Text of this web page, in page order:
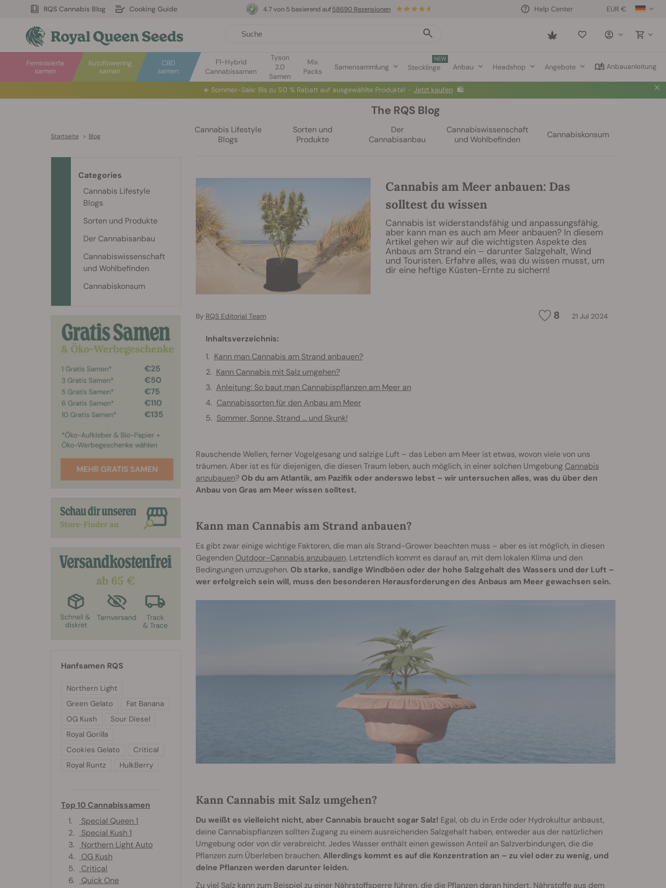
RQS Cannabis Blog Cooking Guide EUR €
Help Center
Saved
Autoflowering
samen
Feminisierte
samen
CBD
samen
F1-Hybrid
Cannabissamen
Tyson
2.0
Samen
Mix
Packs
Samensammlung
NEW
Stecklinge Anbau Headshop Angebote Anbauanleitung
4.7 von 5 basierend auf58690 Rezensionen
☀️Sommer-Sale: Bis zu 50 % Rabatt auf ausgewählte Produkte! ⏤ Jetzt kaufen 🛍️
Startseite > Blog
The RQS Blog
Cannabis Lifestyle
Blogs
Sorten und
Produkte
Der
Cannabisanbau
Cannabiswissenschaft
und Wohlbefinden
Cannabiskonsum
Cannabis am Meer anbauen: Das
solltest du wissen
Cannabis ist widerstandsfähig und anpassungsfähig,
aber kann man es auch am Meer anbauen? In diesem
Artikel gehen wir auf die wichtigsten Aspekte des
Anbaus am Strand ein – darunter Salzgehalt, Wind
und Touristen. Erfahre alles, was du wissen musst, um
dir eine heftige Küsten-Ernte zu sichern!
8 21 Jul 2024
By RQS Editorial Team
Inhaltsverzeichnis:
Kann man Cannabis am Strand anbauen?
Kann Cannabis mit Salz umgehen?
Anleitung: So baut man Cannabispflanzen am Meer an
Cannabissorten für den Anbau am Meer
Sommer, Sonne, Strand ... und Skunk!
Rauschende Wellen, ferner Vogelgesang und salzige Luft – das Leben am Meer ist etwas, wovon viele von uns
träumen. Aber ist es für diejenigen, die diesen Traum leben, auch möglich, in einer solchen Umgebung Cannabis
anzubauen? Ob du am Atlantik, am Pazifik oder anderswo lebst – wir untersuchen alles, was du über den
Anbau von Gras am Meer wissen solltest.
Kann man Cannabis am Strand anbauen?
Es gibt zwar einige wichtige Faktoren, die man als Strand-Grower beachten muss – aber es ist möglich, in diesen
Gegenden Outdoor-Cannabis anzubauen. Letztendlich kommt es darauf an, mit dem lokalen Klima und den
Bedingungen umzugehen. Ob starke, sandige Windböen oder der hohe Salzgehalt des Wassers und der Luft –
wer erfolgreich sein will, muss den besonderen Herausforderungen des Anbaus am Meer gewachsen sein.
Kann Cannabis mit Salz umgehen?
Du weißt es vielleicht nicht, aber Cannabis braucht sogar Salz! Egal, ob du in Erde oder Hydrokultur anbaust,
deine Cannabispflanzen sollten Zugang zu einem ausreichenden Salzgehalt haben, entweder aus der natürlichen
Umgebung oder von dir verabreicht. Jedes Wasser enthält einen gewissen Anteil an Salzverbindungen, die die
Pflanzen zum Überleben brauchen.Allerdings kommt es auf die Konzentration an – zu viel oder zu wenig, und
deine Pflanzen werden darunter leiden.
Zu viel Salz kann zum Beispiel zu einer Nährstoffsperreführen, die die Pflanzen daran hindert, Nährstoffe aus dem
Categories
Cannabis Lifestyle
Blogs
Sorten und Produkte
Der Cannabisanbau
Cannabiswissenschaft
und Wohlbefinden
Cannabiskonsum
Hanfsamen RQS
Northern Light
Green Gelato
Fat Banana
OG Kush
Sour Diesel
Royal Gorilla
Cookies Gelato
Critical
Royal Runtz
HulkBerry
Top 10 Cannabissamen
1.
Special Queen 1
2.
Special Kush 1
3.
Northern Light Auto
4.
OG Kush
5.
Critical
6.
Quick One